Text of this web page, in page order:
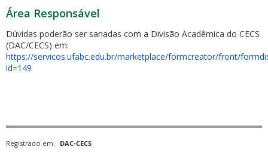
Área Responsável
Dúvidas poderão ser sanadas com a Divisão Acadêmica do CECS
(DAC/CECS) em:
https://servicos.ufabc.edu.br/marketplace/formcreator/front/
id=149
Registrado em: DAC-CECS